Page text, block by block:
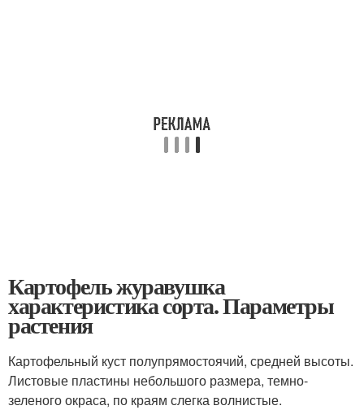
Картофель журавушка
характеристика сорта. Параметры
растения
Картофельный куст полупрямостоячий, средней высоты.
Листовые пластины небольшого размера, темно-
зеленого окраса, по краям слегка волнистые.